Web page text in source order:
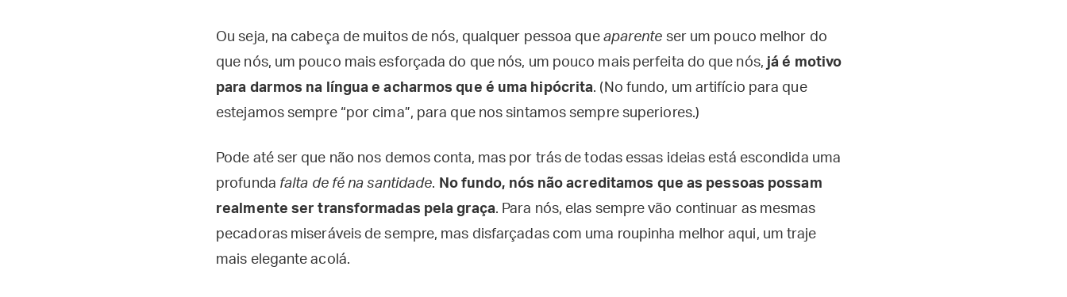
Ou seja, na cabeça de muitos de nós, qualquer pessoa que aparente ser um pouco melhor do
que nós, um pouco mais esforçada do que nós, um pouco mais perfeita do que nós, já é motivo
para darmos na língua e acharmos que é uma hipócrita. (No fundo, um artifício para que
estejamos sempre “por cima”, para que nos sintamos sempre superiores.)
Pode até ser que não nos demos conta, mas por trás de todas essas ideias está escondida uma
profunda falta de fé na santidade. No fundo, nós não acreditamos que as pessoas possam
realmente ser transformadas pela graça. Para nós, elas sempre vão continuar as mesmas
pecadoras miseráveis de sempre, mas disfarçadas com uma roupinha melhor aqui, um traje
mais elegante acolá.